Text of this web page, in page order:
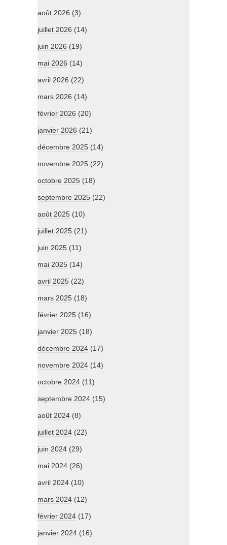
août 2026 (3)
juillet 2026 (14)
juin 2026 (19)
mai 2026 (14)
avril 2026 (22)
mars 2026 (14)
février 2026 (20)
janvier 2026 (21)
décembre 2025 (14)
novembre 2025 (22)
octobre 2025 (18)
septembre 2025 (22)
août 2025 (10)
juillet 2025 (21)
juin 2025 (11)
mai 2025 (14)
avril 2025 (22)
mars 2025 (18)
février 2025 (16)
janvier 2025 (18)
décembre 2024 (17)
novembre 2024 (14)
octobre 2024 (11)
septembre 2024 (15)
août 2024 (8)
juillet 2024 (22)
juin 2024 (29)
mai 2024 (26)
avril 2024 (10)
mars 2024 (12)
février 2024 (17)
janvier 2024 (16)